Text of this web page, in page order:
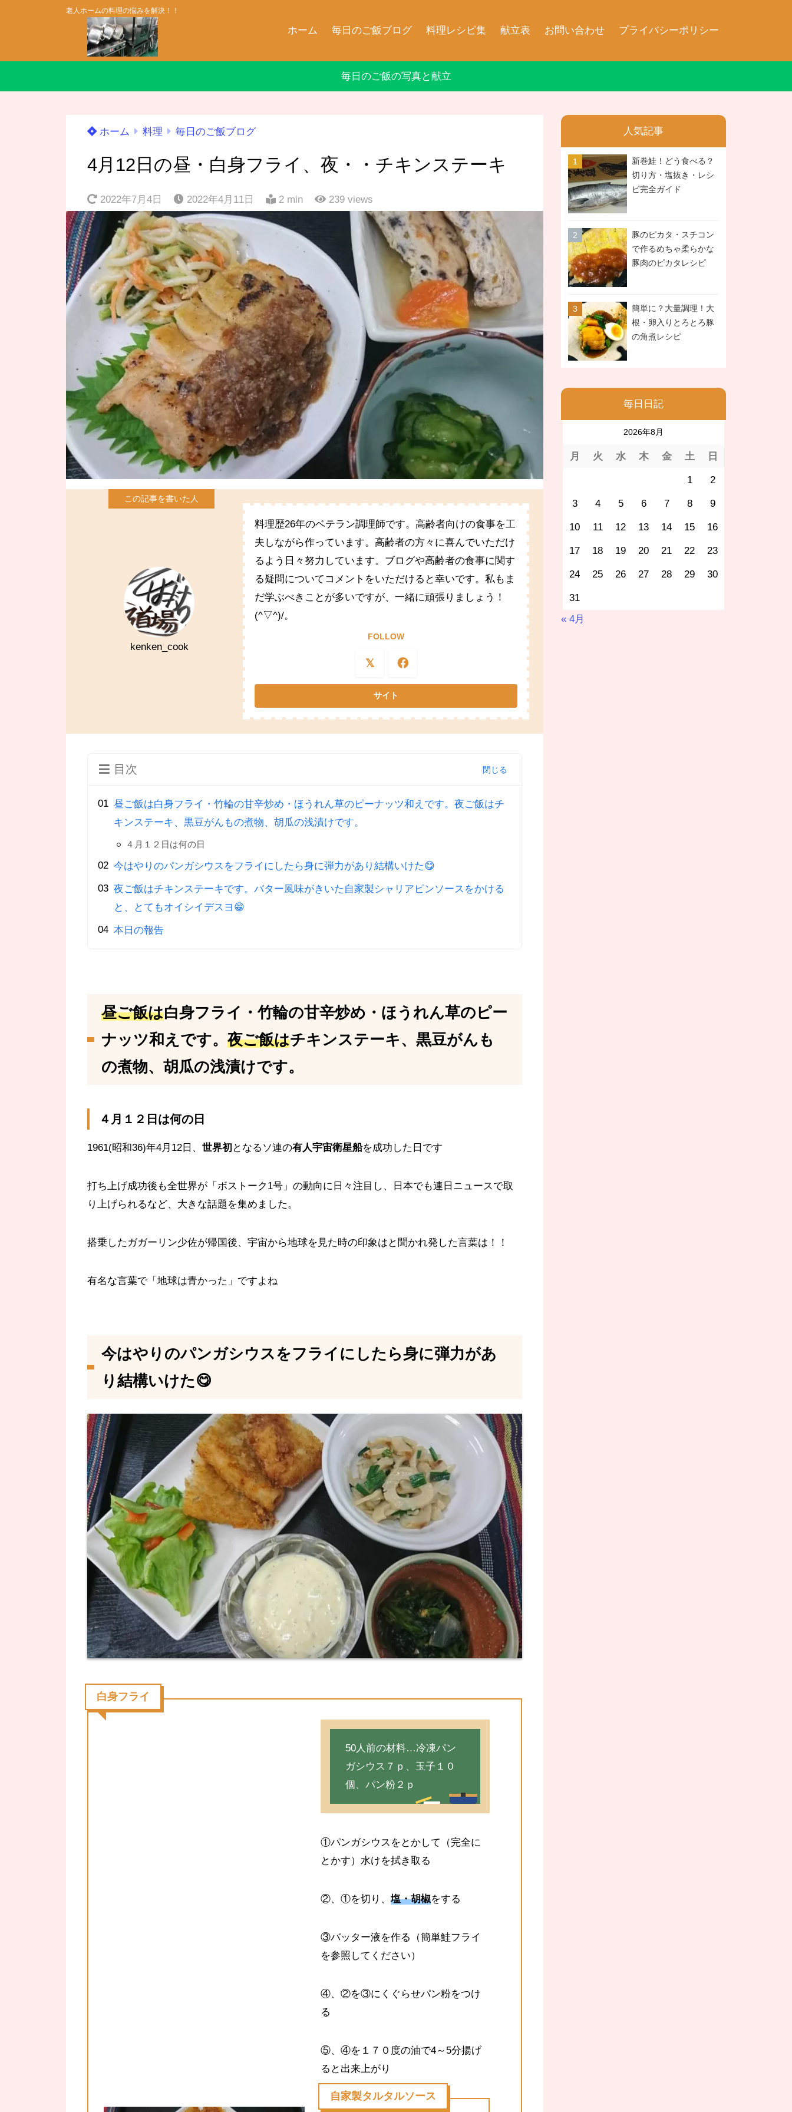
老人ホームの料理の悩みを解決！！
ホーム 毎日のご飯ブログ 料理レシピ集 献立表 お問い合わせ プライバシーポリシー
毎日のご飯の写真と献立
ホーム 料理 毎日のご飯ブログ
4月12日の昼・白身フライ、夜・・チキンステーキ
2022年7月4日 2022年4月11日 2 min 239 views
kenken_cook
料理歴26年のベテラン調理師です。高齢者向けの食事を工
夫しながら作っています。高齢者の方々に喜んでいただけ
るよう日々努力しています。ブログや高齢者の食事に関す
る疑問についてコメントをいただけると幸いです。私もま
だ学ぶべきことが多いですが、一緒に頑張りましょう！
(^▽^)/。
FOLLOW
目次
昼ご飯は白身フライ・竹輪の甘辛炒め・ほうれん草のピーナッツ和えです。夜ご飯はチ
キンステーキ、黒豆がんもの煮物、胡瓜の浅漬けです。
４月１２日は何の日
今はやりのパンガシウスをフライにしたら身に弾力があり結構いけた😋
夜ご飯はチキンステーキです。バター風味がきいた自家製シャリアピンソースをかける
と、とてもオイシイデスヨ😁
本日の報告
昼ご飯は白身フライ・竹輪の甘辛炒め・ほうれん草のピー
ナッツ和えです。 夜ご飯はチキンステーキ、黒豆がんも
の煮物、胡瓜の浅漬けです。
４月１２日は何の日
1961(昭和36)年4月12日、 世界初 となるソ連の有人宇宙衛星船を成功した日です
打ち上げ成功後も全世界が「ボストーク1号」の動向に日々注目し、日本でも連日ニュースで取
り上げられるなど、大きな話題を集めました。
搭乗したガガーリン少佐が帰国後、宇宙から地球を見た時の印象はと聞かれ発した言葉は！！
有名な言葉で「地球は青かった」ですよね
今はやりのパンガシウスをフライにしたら身に弾力があ
り結構いけた😋
白身フライ
50人前の材料…冷凍パン
ガシウス７ｐ、玉子１０
個、パン粉２ｐ
①パンガシウスをとかして（完全に
とかす）水けを拭き取る
②、①を切り、塩・胡椒をする
③バッター液を作る（簡単鮭フライ
を参照してください）
④、②を③にくぐらせパン粉をつけ
る
⑤、④を１７０度の油で4～5分揚げ
ると出来上がり
自家製タルタルソース
人気記事
新巻鮭！どう食べる？
切り方・塩抜き・レシ
ピ完全ガイド
豚のピカタ・スチコン
で作るめちゃ柔らかな
豚肉のピカタレシピ
簡単に？大量調理！大
根・卵入りとろとろ豚
の角煮レシピ
毎日日記
2026年8月
月 火 水 木 金 土 日
1 2
3 4 5 6 7 8 9
10 11 12 13 14 15 16
17 18 19 20 21 22 23
24 25 26 27 28 29 30
31
« 4月